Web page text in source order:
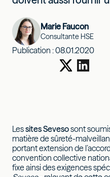
Marie Faucon
Consultante HSE
Publication :08.01.2020
Lessites Sevesosont
matière de sûreté-
portant extension de
convention collective
fixe ainsi des exigences